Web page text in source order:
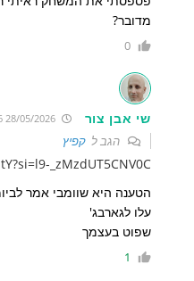
מדובר?
0
שי אבן צור 28/05/2026 16:41:46
הגב לקפיץ
_zMzdUT5CNV0C
הטענה היא שוומבי אמר
עלו לגארבג'
שפוט בעצמך
1